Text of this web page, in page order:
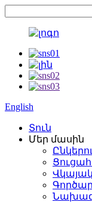
English
Տուն
Մեր մասին